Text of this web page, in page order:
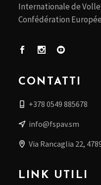
Internationale de
Confédération
CONTATTI
+378 0549 885678
info@fspav.sm
Via Rancaglia 22,
LINK UTILI